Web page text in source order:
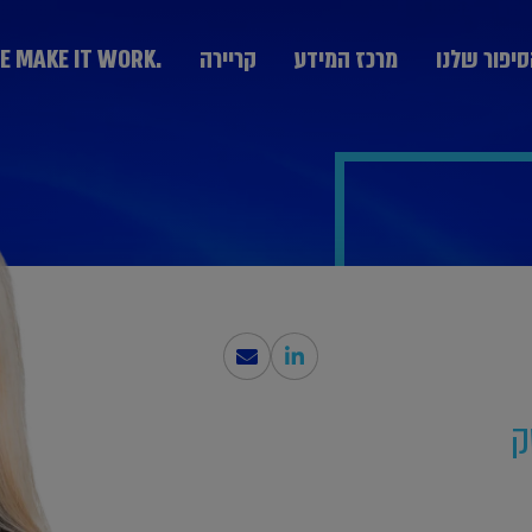
יעוץ ניהול סיכונים GRCS וביקורת פנים
יעוץ ליווי עסקאות Deal Advisory
נבחרת תעשייה
ותקשורת
שלנו מרכז המידע קריירה .WE MAKE IT WORK